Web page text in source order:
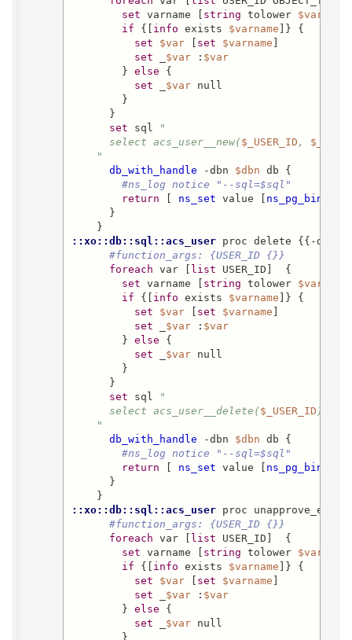
set varname [ string tolower $var
if {[ info exists $varname ]} {
set
$var [ set $varname ]
set
$var : $var
} else {
set
$var null
}
}
set sql
"
select acs_user__new($_USER_ID ,
"
db_with_handle -dbn $dbn db {
#ns_log notice "--sql=$sql"
return [ ns_set value [ ns_pg_bind
}
::xo::db::sql::acs_user proc delete {{-dbn
#function_args: {USER_ID {}}
foreach var [ list USER_ID]  {
set varname [ string tolower $var
if {[ info exists $varname ]} {
set
$var [ set $varname ]
set
$var : $var
} else {
set
$var null
}
}
set sql
"
select acs_user__delete($_USER_ID )
"
db_with_handle -dbn $dbn db {
#ns_log notice "--sql=$sql"
return [ ns_set value [ ns_pg_bind
}
::xo::db::sql::acs_user proc
#function_args: {USER_ID {}}
foreach var [ list USER_ID]  {
set varname [ string tolower $var
if {[ info exists $varname ]} {
set
$var [ set $varname ]
set
$var : $var
} else {
set
$var null
}